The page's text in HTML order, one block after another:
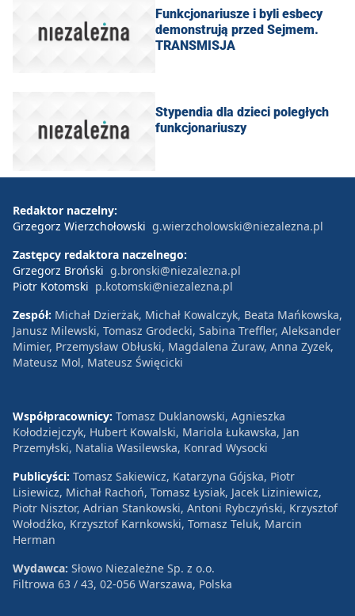
Funkcjonariusze i byli esbecy
demonstrują przed Sejmem.
TRANSMISJA
​Stypendia dla dzieci poległych
funkcjonariuszy
Redaktor naczelny:
Grzegorz Wierzchołowski g.wierzcholowski@niezalezna.pl
Zastępcy redaktora naczelnego:
Grzegorz Broński g.bronski@niezalezna.pl
Piotr Kotomski p.kotomski@niezalezna.pl
Zespół: Michał Dzierżak, Michał Kowalczyk, Beata Mańkowska,
Janusz Milewski, Tomasz Grodecki, Sabina Treffler, Aleksander
Mimier, Przemysław Obłuski, Magdalena Żuraw, Anna Zyzek,
Mateusz Mol, Mateusz Święcicki
Współpracownicy: Tomasz Duklanowski, Agnieszka
Kołodziejczyk, Hubert Kowalski, Mariola Łukawska, Jan
Przemyłski, Natalia Wasilewska, Konrad Wysocki
Publicyści: Tomasz Sakiewicz, Katarzyna Gójska, Piotr
Lisiewicz, Michał Rachoń, Tomasz Łysiak, Jacek Liziniewicz,
Piotr Nisztor, Adrian Stankowski, Antoni Rybczyński, Krzysztof
Wołodźko, Krzysztof Karnkowski, Tomasz Teluk, Marcin
Herman
Wydawca: Słowo Niezależne Sp. z o.o.
Filtrowa 63 / 43, 02-056 Warszawa, Polska